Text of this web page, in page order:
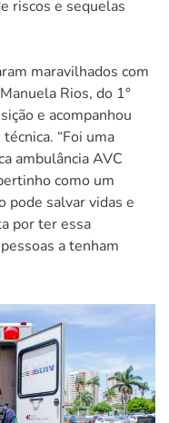
riscos e sequelas
maravilhados com
Rios, do 1°
e acompanhou
“Foi uma
ambulância AVC
como um
pode salvar vidas e
por ter essa
a tenham